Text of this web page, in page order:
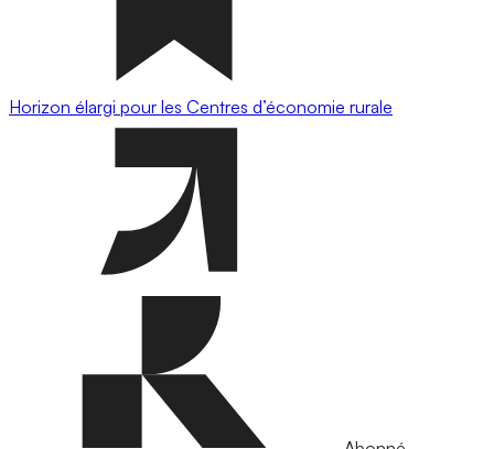
Horizon élargi pour les Centres d’économie rurale